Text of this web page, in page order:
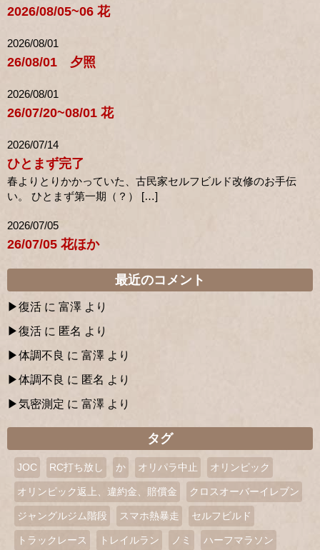
2026/08/05~06 花
2026/08/01
26/08/01 夕照
2026/08/01
26/07/20~08/01 花
2026/07/14
ひとまず完了
春よりとりかかっていた、古民家セルフビルド改修のお手伝
い。 ひとまず第一期（？） […]
2026/07/05
26/07/05 花ほか
最近のコメント
復活 に 富澤 より
復活 に 匿名 より
体調不良 に 富澤 より
体調不良 に 匿名 より
気密測定 に 富澤 より
タグ
JOC RC打ち放し か オリパラ中止 オリンピック
オリンピック返上、違約金、賠償金 クロスオーバーイレブン
ジャングルジム階段 スマホ熱暴走 セルフビルド
トラックレース トレイルラン ノミ ハーフマラソン